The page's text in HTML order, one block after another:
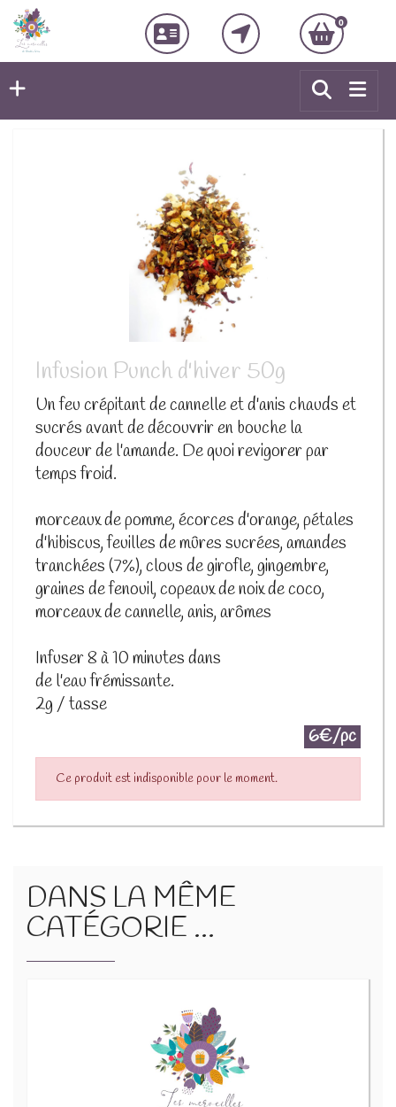
0
Infusion Punch d'hiver 50g
Un feu crépitant de cannelle et d'anis chauds et
sucrés avant de découvrir en bouche la
douceur de l'amande. De quoi revigorer par
temps froid.
morceaux de pomme, écorces d'orange, pétales
d'hibiscus, feuilles de mûres sucrées, amandes
tranchées (7%), clous de girofle, gingembre,
graines de fenouil, copeaux de noix de coco,
morceaux de cannelle, anis, arômes
Infuser 8 à 10 minutes dans
de l'eau frémissante.
2g / tasse
6€/pc
Ce produit est indisponible pour le moment.
DANS LA MÊME
CATÉGORIE ...